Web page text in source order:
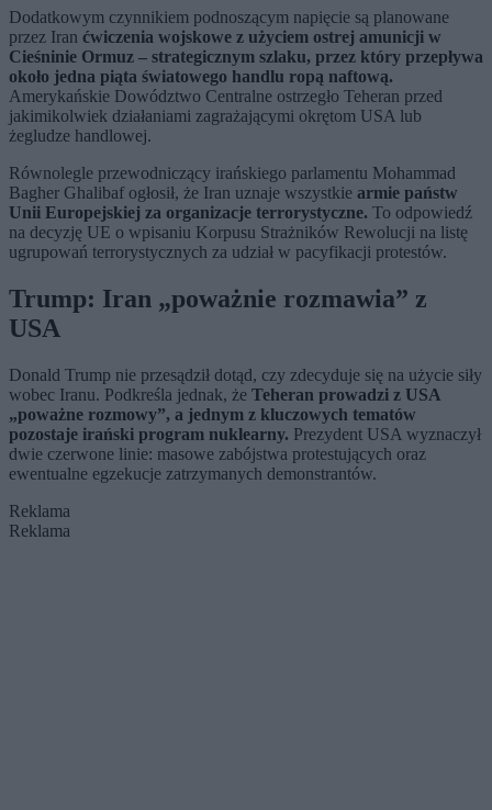
Dodatkowym czynnikiem podnoszącym napięcie są planowane
przez Iran ćwiczenia wojskowe z użyciem ostrej amunicji w
Cieśninie Ormuz – strategicznym szlaku, przez który przepływa
około jedna piąta światowego handlu ropą naftową.
Amerykańskie Dowództwo Centralne ostrzegło Teheran przed
jakimikolwiek działaniami zagrażającymi okrętom USA lub
żegludze handlowej.
Równolegle przewodniczący irańskiego parlamentu Mohammad
Bagher Ghalibaf ogłosił, że Iran uznaje wszystkie armie państw
Unii Europejskiej za organizacje terrorystyczne. To odpowiedź
na decyzję UE o wpisaniu Korpusu Strażników Rewolucji na listę
ugrupowań terrorystycznych za udział w pacyfikacji protestów.
Trump: Iran „poważnie rozmawia” z
USA
Donald Trump nie przesądził dotąd, czy zdecyduje się na użycie siły
wobec Iranu. Podkreśla jednak, że Teheran prowadzi z USA
„poważne rozmowy”, a jednym z kluczowych tematów
pozostaje irański program nuklearny. Prezydent USA wyznaczył
dwie czerwone linie: masowe zabójstwa protestujących oraz
ewentualne egzekucje zatrzymanych demonstrantów.
Reklama
Reklama